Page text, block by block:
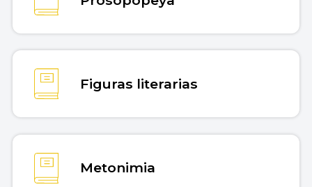
Copiar cita
Figuras literarias
Metonimia